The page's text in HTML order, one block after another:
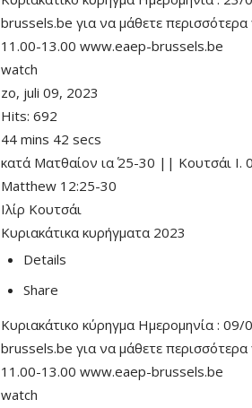
brussels.be για να μάθετε
11.00-13.00 www.eaep-brussels.be
watch
zo, juli 09, 2023
Hits: 692
44 mins 42 secs
κατά Ματθαίον ια΄ 25-30 || Κουτσάι Ι.
Matthew 12:25-30
Ιλίρ Κουτσάι
Κυριακάτικα κυρήγματα 2023
Details
Share
Κυριακάτικο κύρηγμα Ημερομηνία :
brussels.be για να μάθετε
11.00-13.00 www.eaep-brussels.be
watch